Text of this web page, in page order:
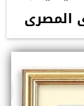
المصرى